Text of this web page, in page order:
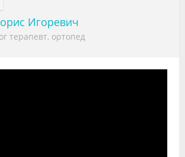
Игоревич
терапевт, ортопед